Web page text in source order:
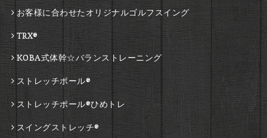
お客様に合わせたオリジナルゴルフスイング
TRX®
KOBA式体幹☆バランストレーニング
ストレッチポール®
ストレッチポール®ひめトレ
スイングストレッチ®